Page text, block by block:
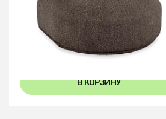
Пуф торцевой Fabro
В КОРЗИНУ